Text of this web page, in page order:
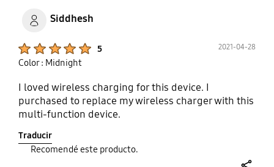
Siddhesh
5 2021-04-28
Color : Midnight
I loved wireless charging for this device. I
purchased to replace my wireless charger with this
multi-function device.
Traducir
Recomendé este producto.